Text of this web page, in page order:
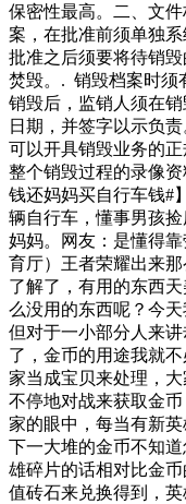
保密性最高。二、文
案，在批准前须单独
批准之后须要将待销
焚毁。. 销毁档案时须
销毁后，监销人须在
日期，并签字以示负
可以开具销毁业务的
整个销毁过程的录像
钱还妈妈买自行车钱#
辆自行车，懂事男孩
妈妈。网友：是懂得
育厅）王者荣耀出来
了解了，有用的东西
么没用的东西呢？今
但对于一小部分人来
了，金币的用途我就
家当成宝贝来处理，
不停地对战来获取金
家的眼中，每当有新
下一大堆的金币不知
雄碎片的话相对比金
值砖石来兑换得到，